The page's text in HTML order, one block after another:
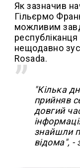
Як зазначив
Гільєрмо
можливим
нещодавно
Rosada.
"Кілька
прийняв
довгий
знайшли
відома", -